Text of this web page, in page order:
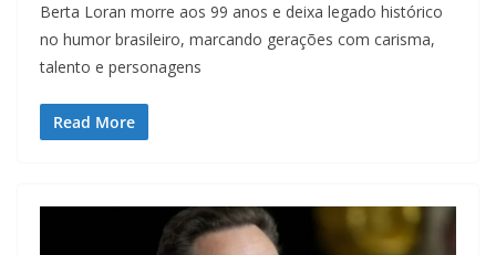
Berta Loran morre aos 99 anos e deixa legado histórico
no humor brasileiro, marcando gerações com carisma,
talento e personagens
Read More